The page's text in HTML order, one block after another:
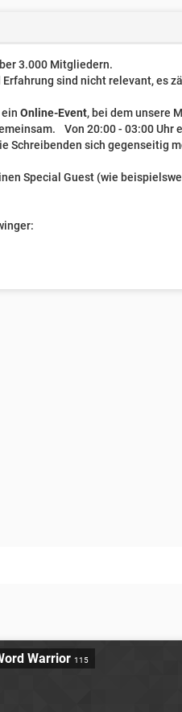
3.000 Mitgliedern.
Erfahrung sind nicht relevant, es
Online-Event, bei dem unsere
Von 20:00 - 03:00 Uhr
Schreibenden sich gegenseitig
Special Guest (wie
Warrior 115